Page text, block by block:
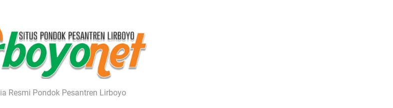
Resmi Pondok Pesantren Lirboyo